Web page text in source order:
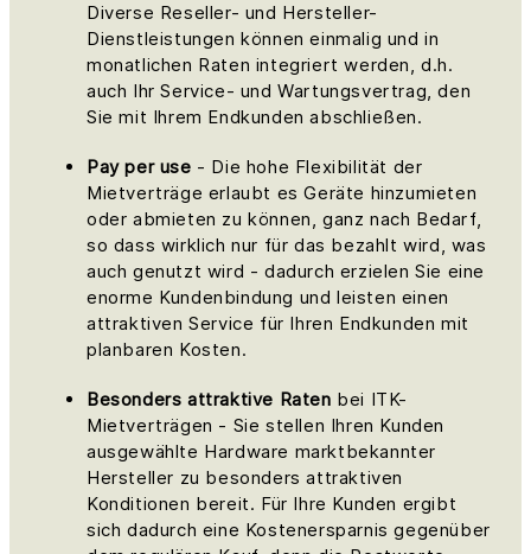
Diverse Reseller- und Hersteller-
Dienstleistungen können einmalig und in
monatlichen Raten integriert werden, d.h.
auch Ihr Service- und Wartungsvertrag, den
Sie mit Ihrem Endkunden abschließen.
Pay per use - Die hohe Flexibilität der
Mietverträge erlaubt es Geräte hinzumieten
oder abmieten zu können, ganz nach Bedarf,
so dass wirklich nur für das bezahlt wird, was
auch genutzt wird - dadurch erzielen Sie eine
enorme Kundenbindung und leisten einen
attraktiven Service für Ihren Endkunden mit
planbaren Kosten.
Besonders attraktive Raten bei ITK-
Mietverträgen - Sie stellen Ihren Kunden
ausgewählte Hardware marktbekannter
Hersteller zu besonders attraktiven
Konditionen bereit. Für Ihre Kunden ergibt
sich dadurch eine Kostenersparnis gegenüber